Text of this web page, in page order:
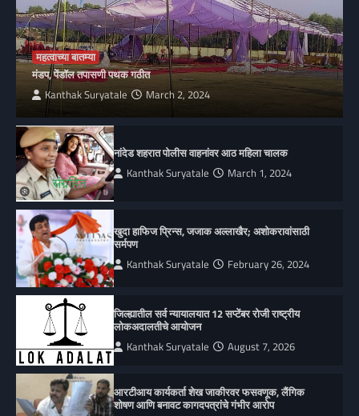
महत्वाच्या बातम्या
मंडप, पेंडॉल तपासणी पथक गठीत
Kanthak Suryatale March 2, 2024
नांदेड शहरात पोलीस वाहनांवर आठ महिला चालक
Kanthak Suryatale March 1, 2024
खुदा हाफिज प्रिन्स, जजाक अल्लाखैर; अशोकरावांसाठी
सर्मपण
Kanthak Suryatale February 26, 2024
जिल्ह्यातील सर्व न्यायालयात 12 सप्टेंबर रोजी राष्ट्रीय
लोकअदालतीचे आयोजन
Kanthak Suryatale August 7, 2026
आरटीआय कार्यकर्ता शेख जाकीरवर फसवणूक, लैंगिक
शोषण आणि बनावट कागदपत्रांचे गंभीर आरोप